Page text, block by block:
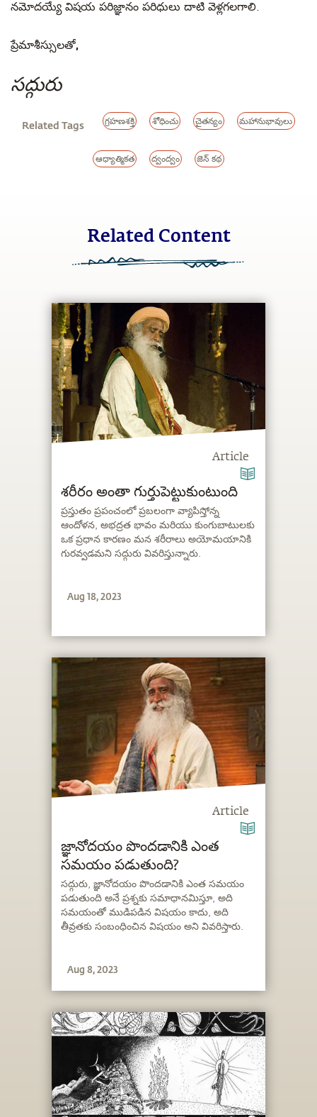
నమోదయ్యే విషయ పరిజ్ఞానం పరిధులు దాటి వెళ్లగలగాలి.
ప్రేమాశీస్సులతో,
సద్గురు
Related Tags గ్రహణశక్తి శోధించు చైతన్యం మహానుభావులు
ఆధ్యాత్మికత ద్వంద్వం జెన్ కథ
Related Content
Article
శరీరం అంతా గుర్తుపెట్టుకుంటుంది
ప్రస్తుతం ప్రపంచంలో ప్రబలంగా వ్యాపిస్తోన్న
ఆందోళన, అభద్రత భావం మరియు కుంగుబాటులకు
ఒక ప్రధాన కారణం మన శరీరాలు అయోమయానికి
గురవ్వడమని సద్గురు వివరిస్తున్నారు.
Aug 18, 2023
Article
జ్ఞానోదయం పొందడానికి ఎంత
సమయం పడుతుంది?
సద్గురు, జ్ఞానోదయం పొందడానికి ఎంత సమయం
పడుతుంది అనే ప్రశ్నకు సమాధానమిస్తూ, అది
సమయంతో ముడిపడిన విషయం కాదు, అది
తీవ్రతకు సంబంధించిన విషయం అని వివరిస్తారు.
Aug 8, 2023